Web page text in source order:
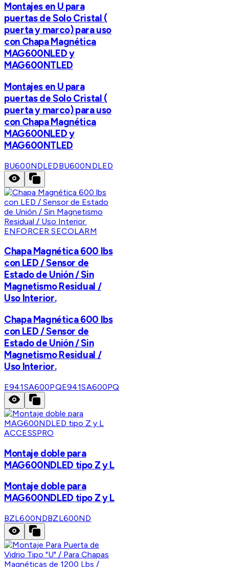
Montajes en U para
puertas de Solo Cristal (
puerta y marco) para uso
con Chapa Magnética
MAG600NLED y
MAG600NTLED
Montajes en U para
puertas de Solo Cristal (
puerta y marco) para uso
con Chapa Magnética
MAG600NLED y
MAG600NTLED
BU600NDLEDBU600NDLED
ENFORCER SECOLARM
Chapa Magnética 600 lbs
con LED / Sensor de
Estado de Unión / Sin
Magnetismo Residual /
Uso Interior.
Chapa Magnética 600 lbs
con LED / Sensor de
Estado de Unión / Sin
Magnetismo Residual /
Uso Interior.
E941SA600PQE941SA600PQ
ACCESSPRO
Montaje doble para
MAG600NDLED tipo Z y L
Montaje doble para
MAG600NDLED tipo Z y L
BZL600NDBZL600ND